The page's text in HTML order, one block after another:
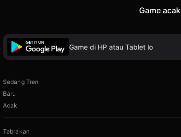
Game acak
Game di HP atau Tablet lo
Sedang Tren
Baru
Acak
Tabrakan